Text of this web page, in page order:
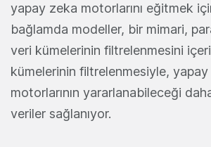
yapay zeka motorlarını eğitmek
bağlamda modeller, bir mimari,
veri kümelerinin filtrelenmesini
kümelerinin filtrelenmesiyle,
motorlarının yararlanabileceği
veriler sağlanıyor.